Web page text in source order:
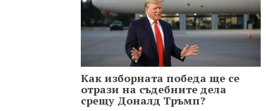
Как изборната победа ще се
отрази на съдебните дела
срещу Доналд Тръмп?